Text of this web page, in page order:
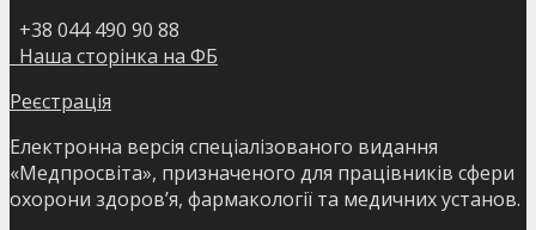
+38 044 490 90 88
Наша сторінка на ФБ
Реєстрація
Електронна версія спеціалізованого видання
«Медпросвіта», призначеного для працівників сфери
охорони здоров’я, фармакології та медичних установ.